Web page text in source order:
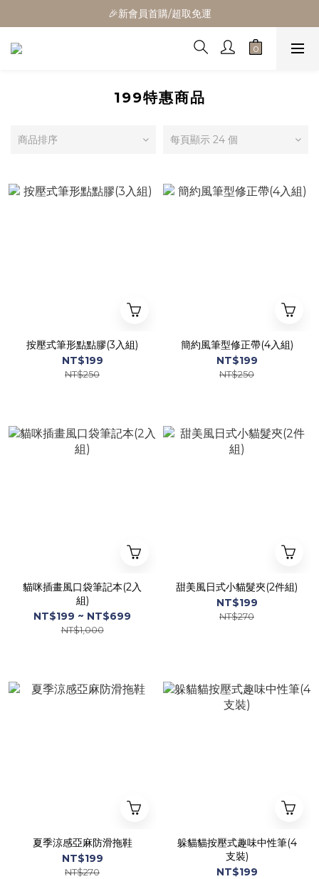
🎁全館消費滿1300立折100
🎉新會員首購/超取免運
🚛全館滿$799超取免運  $1500宅配免運
199特惠商品
商品排序 每頁顯示 24 個
按壓式筆形點點膠(3入組)
NT$199
NT$250
簡約風筆型修正帶(4入組)
NT$199
NT$250
貓咪插畫風口袋筆記本(2入
組)
NT$199 ~ NT$699
NT$1,000
甜美風日式小貓髮夾(2件組)
NT$199
NT$270
夏季涼感亞麻防滑拖鞋
NT$199
NT$270
躲貓貓按壓式趣味中性筆(4
支裝)
NT$199